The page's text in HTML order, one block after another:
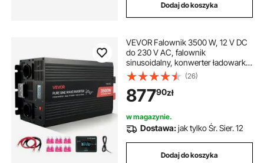
Dodaj do koszyka
VEVOR Falownik 3500 W, 12 V DC
do 230 V AC, falownik
sinusoidalny, konwerter ładowarki
samochodowej zasilanej energią
słoneczną z wyświetlaczem LCD,
pilotem, portem USB, 2 gniazdami
AC, portem typu C
(26)
87790zł
w magazynie.
Dostawa:jak tylko Śr. Sier. 12
Dodaj do koszyka